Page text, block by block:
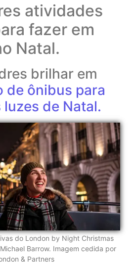
atividades
fazer em
Natal.
brilhar em
de ônibus para
de Natal.
do London by Night Christmas
Barrow. Imagem cedida por
& Partners